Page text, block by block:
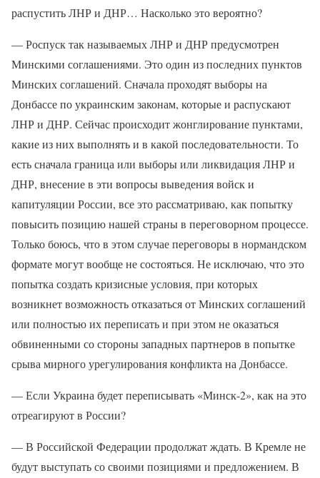
распустить ЛНР и ДНР… Насколько это вероятно?
— Роспуск так называемых ЛНР и ДНР предусмотрен
Минскими соглашениями. Это один из последних пунктов
Минских соглашений. Сначала проходят выборы на
Донбассе по украинским законам, которые и распускают
ЛНР и ДНР. Сейчас происходит жонглирование пунктами,
какие из них выполнять и в какой последовательности. То
есть сначала граница или выборы или ликвидация ЛНР и
ДНР, внесение в эти вопросы выведения войск и
капитуляции России, все это рассматриваю, как попытку
повысить позицию нашей страны в переговорном процессе.
Только боюсь, что в этом случае переговоры в нормандском
формате могут вообще не состояться. Не исключаю, что это
попытка создать кризисные условия, при которых
возникнет возможность отказаться от Минских соглашений
или полностью их переписать и при этом не оказаться
обвиненными со стороны западных партнеров в попытке
срыва мирного урегулирования конфликта на Донбассе.
— Если Украина будет переписывать «Минск-2», как на это
отреагируют в России?
— В Российской Федерации продолжат ждать. В Кремле не
будут выступать со своими позициями и предложением. В